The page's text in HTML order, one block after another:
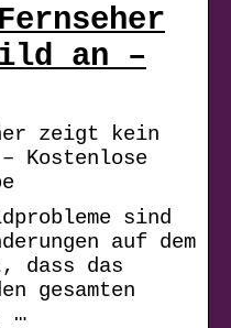
an –
zeigt kein
Kostenlose
sind
auf dem
dass das
gesamten
…